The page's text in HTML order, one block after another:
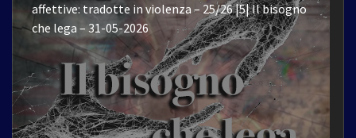
affettive: tradotte in violenza – 25/26 |5| Il bisogno
che lega – 31-05-2026